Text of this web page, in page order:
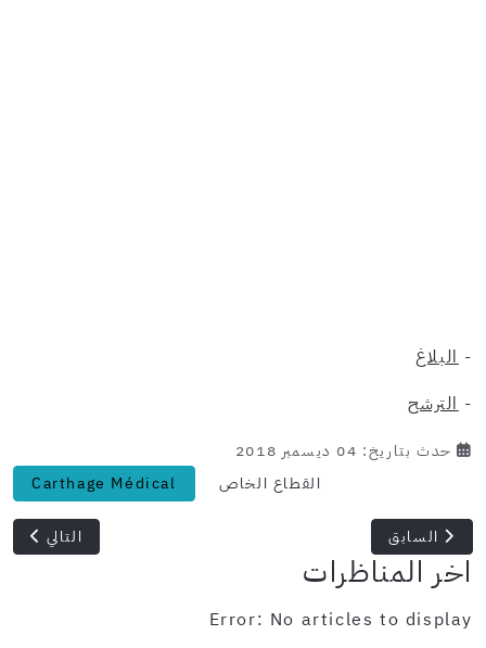
-البلاغ
-الترشح
حدث بتاريخ: 04 ديسمبر 2018
القطاع الخاص Carthage Médical
المقال السابق: شركة Jumia تنتدب
السابق المقال
التالي
اخر المناظرات
Error: No articles to display